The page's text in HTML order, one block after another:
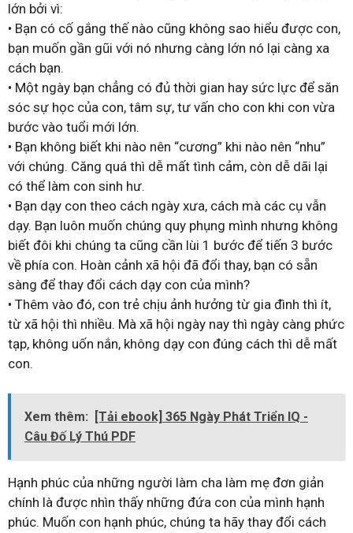
lớn bởi vì:
• Bạn có cố gắng thế nào cũng không sao hiểu được con,
bạn muốn gần gũi với nó nhưng càng lớn nó lại càng xa
cách bạn.
• Một ngày bạn chẳng có đủ thời gian hay sức lực để săn
sóc sự học của con, tâm sự, tư vấn cho con khi con vừa
bước vào tuổi mới lớn.
• Bạn không biết khi nào nên “cương” khi nào nên “nhu”
với chúng. Căng quá thì dễ mất tình cảm, còn dễ dãi lại
có thể làm con sinh hư.
• Bạn dạy con theo cách ngày xưa, cách mà các cụ vẫn
dạy. Bạn luôn muốn chúng quy phụng mình nhưng không
biết đôi khi chúng ta cũng cần lùi 1 bước để tiến 3 bước
về phía con. Hoàn cảnh xã hội đã đổi thay, bạn có sẵn
sàng để thay đổi cách dạy con của mình?
• Thêm vào đó, con trẻ chịu ảnh hưởng từ gia đình thì ít,
từ xã hội thì nhiều. Mà xã hội ngày nay thì ngày càng phức
tạp, không uốn nắn, không dạy con đúng cách thì dễ mất
con.
Xem thêm:
[Tải ebook] 365 Ngày Phát Triển IQ -
Câu Đố Lý Thú PDF
Hạnh phúc của những người làm cha làm mẹ đơn giản
chính là được nhìn thấy những đứa con của mình hạnh
phúc. Muốn con hạnh phúc, chúng ta hãy thay đổi cách